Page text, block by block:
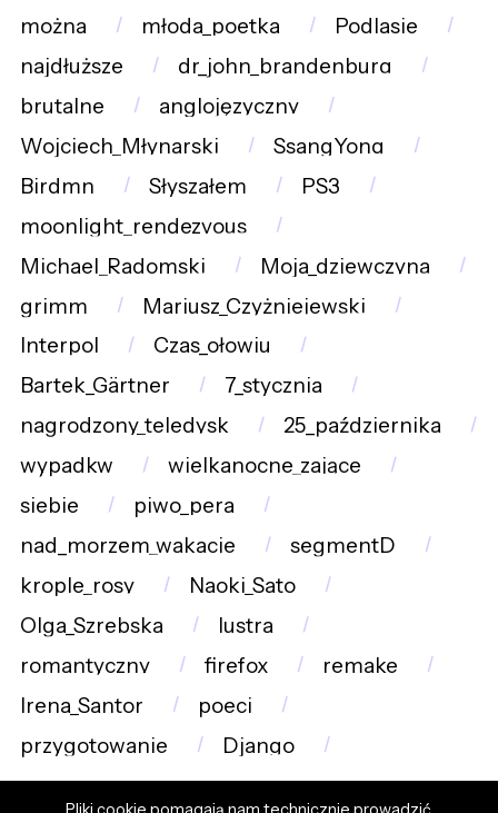
można
młoda_poetka
Podlasie
najdłuższe
dr_john_brandenburg
brutalne
anglojęzyczny
Wojciech_Młynarski
SsangYong
Birdmn
Słyszałem
PS3
moonlight_rendezvous
Michael_Radomski
Moja_dziewczyna
grimm
Mariusz_Czyżniejewski
Interpol
Czas_ołowiu
Bartek_Gärtner
7_stycznia
nagrodzony_teledysk
25_października
wypadkw
wielkanocne_zające
siebie
piwo_pera
nad_morzem_wakacje
segmentD
krople_rosy
Naoki_Sato
Olga_Szrebska
lustra
romantyczny
firefox
remake
Irena_Santor
poeci
przygotowanie
Django